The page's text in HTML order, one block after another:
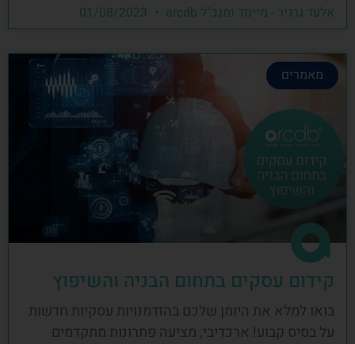
אלעד גרגיר - מייסד ומנכ"ל arcdb
מאמרים
קידום עסקים בתחום הבניה והשיפוץ
בואו למלא את היומן שלכם בהזדמנויות עסקיות חדשות
על בסיס קבוע! ארכדיבי, מציעה פתרונות מתקדמים